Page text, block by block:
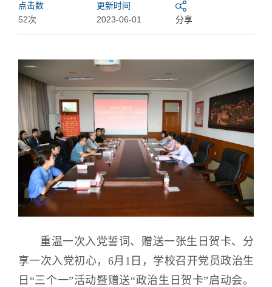
点击数
52次
更新时间
2023-06-01
分享
重温一次入党誓词、赠送一张生日贺卡、分
享一次入党初心，6月1日，学校召开党员政治生
日“三个一”活动暨赠送“政治生日贺卡”启动会。